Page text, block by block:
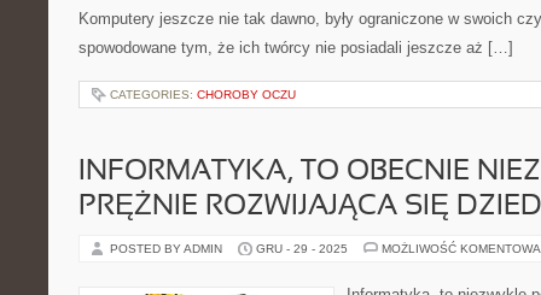
Komputery jeszcze nie tak dawno, były ograniczone w swoich
spowodowane tym, że ich twórcy nie posiadali jeszcze aż […]
CATEGORIES: CHOROBY OCZU
INFORMATYKA, TO OBECNIE
PRĘŻNIE ROZWIJAJĄCA SIĘ
POSTED BY ADMIN GRU - 29 - 2025 MOŻLIWOŚĆ